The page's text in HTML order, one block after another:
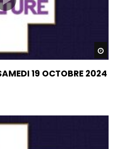
19 OCTOBRE 2024